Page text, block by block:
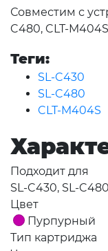
Совместим с
C480, CLT-M404S
Теги:
SL-C430
SL-C480
CLT-M404S
Подходит для
SL-C430, SL-
Цвет
Пурпурный
Тип картриджа